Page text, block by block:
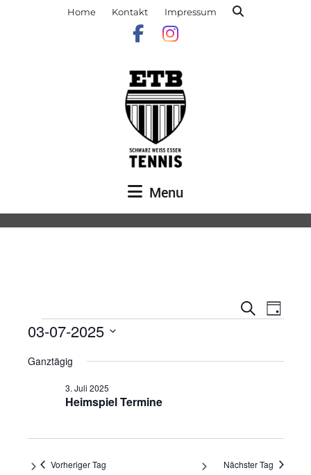
Home Kontakt Impressum
Menu
Suche
Tag
Veranstaltungen
03-07-2025
wählen.
Ganztägig
Heimspiel Termine
3. Juli 2025
Vorheriger Tag Nächster Tag